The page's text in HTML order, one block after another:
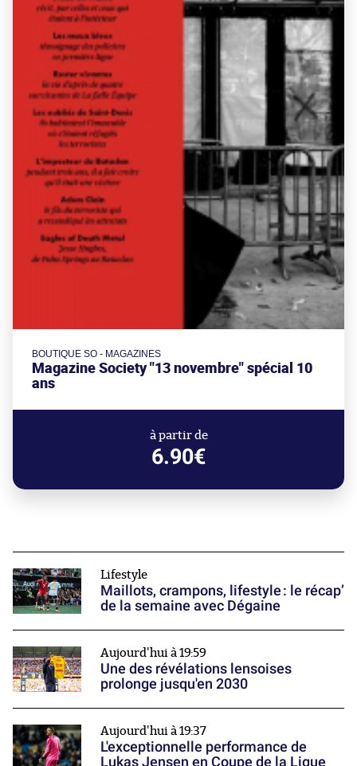
BOUTIQUE SO - MAGAZINES
Magazine Society "13 novembre" spécial 10
ans
à partir de
6.90€
Lifestyle
Maillots, crampons, lifestyle : le récap’
de la semaine avec Dégaine
Aujourd'hui à 19:59
Une des révélations lensoises
prolonge jusqu'en 2030
Aujourd'hui à 19:37
L'exceptionnelle performance de
Lukas Jensen en Coupe de la Ligue